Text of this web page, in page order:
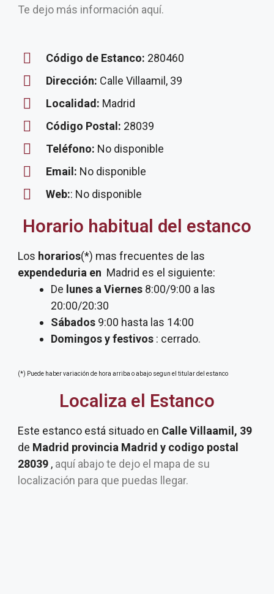
Te dejo más información aquí.
Código de Estanco: 280460
Dirección: Calle Villaamil, 39
Localidad: Madrid
Código Postal: 28039
Teléfono: No disponible
Email: No disponible
Web:: No disponible
Horario habitual del estanco
Los horarios(*) mas frecuentes de las
expendeduria en Madrid es el siguiente:
De lunes a Viernes 8:00/9:00 a las
20:00/20:30
Sábados 9:00 hasta las 14:00
Domingos y festivos : cerrado.
(*) Puede haber variación de hora arriba o abajo segun el titular del estanco
Localiza el Estanco
Este estanco está situado en Calle Villaamil, 39
de Madrid provincia Madrid y codigo postal
28039 , aquí abajo te dejo el mapa de su
localización para que puedas llegar.